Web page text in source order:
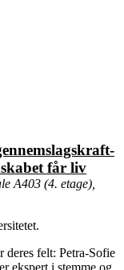
får liv
A403 (4. etage),
deres felt: Petra-Sofie
ekspert i stemme og